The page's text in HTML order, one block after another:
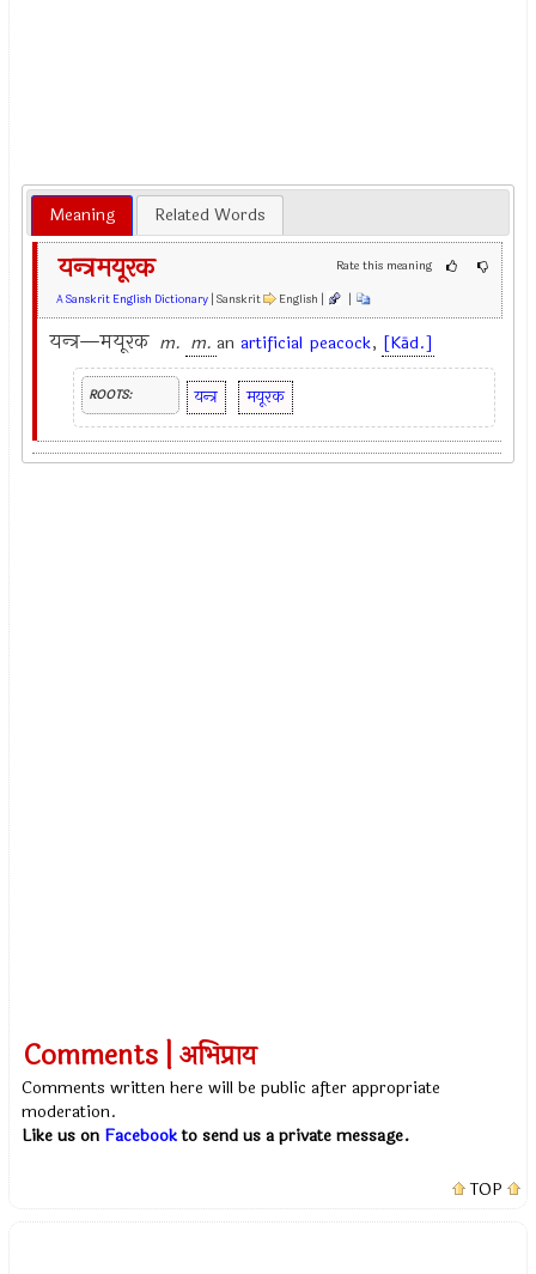
Meaning Related Words
Rate this meaning
यन्त्रमयूरक
A Sanskrit English Dictionary | Sanskrit English | |
यन्त्र—मयूरक m. m. an artificial peacock, [Kād.]
ROOTS: यन्त्र मयूरक
Comments | अभिप्राय
Comments written here will be public after appropriate
moderation.
Like us on Facebookto send us a private message.
TOP